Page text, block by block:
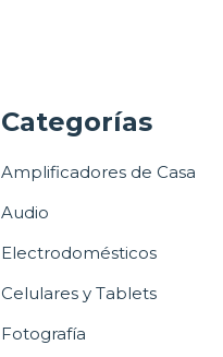
Categorías
Amplificadores de Casa
Audio
Electrodomésticos
Celulares y Tablets
Fotografía